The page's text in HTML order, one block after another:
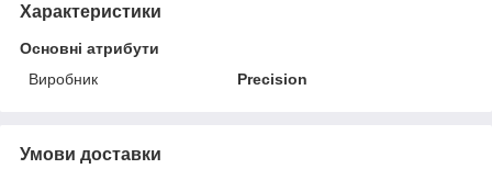
Характеристики
Основні атрибути
Виробник
Precision
Умови доставки